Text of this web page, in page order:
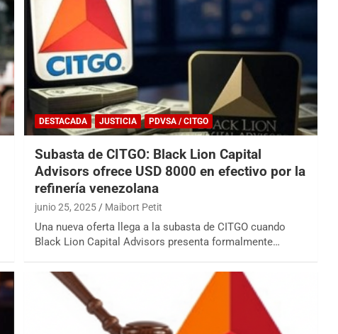
DESTACADA JUSTICIA PDVSA / CITGO
Subasta de CITGO: Black Lion Capital
Advisors ofrece USD 8000 en efectivo por la
refinería venezolana
junio 25, 2025 Maibort Petit
Una nueva oferta llega a la subasta de CITGO cuando
Black Lion Capital Advisors presenta formalmente…